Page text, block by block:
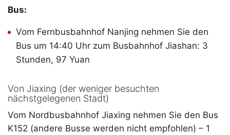
Bus:
Vom Fernbusbahnhof Nanjing nehmen Sie den
Bus um 14:40 Uhr zum Busbahnhof Jiashan: 3
Stunden, 97 Yuan
Von Jiaxing (der weniger besuchten
nächstgelegenen Stadt)
Vom Nordbusbahnhof Jiaxing nehmen Sie den Bus
K152 (andere Busse werden nicht empfohlen) – 1